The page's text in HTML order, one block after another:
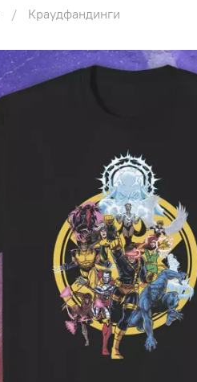
Краудфандинги